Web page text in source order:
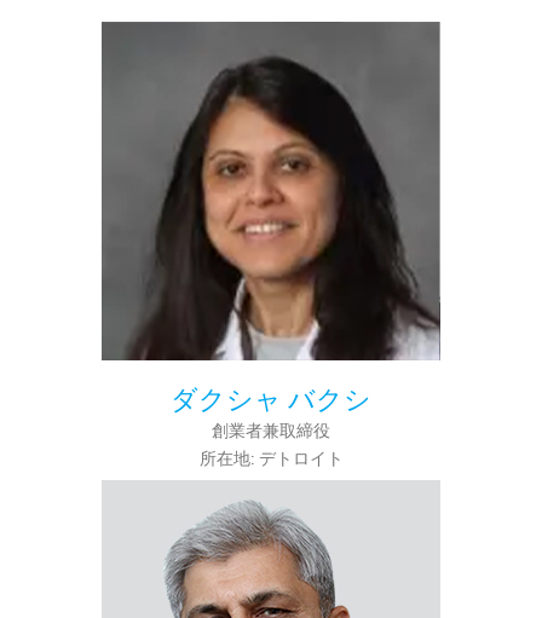
ダクシャ バクシ
創業者兼取締役
所在地: デトロイト